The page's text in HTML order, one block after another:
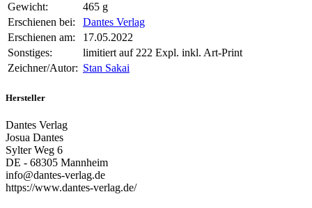
Gewicht:
465 g
Erschienen bei:
Dantes Verlag
Erschienen am:
17.05.2022
Sonstiges:
limitiert auf 222 Expl. inkl. Art-Print
Zeichner/Autor: Stan Sakai
Hersteller
Dantes Verlag
Josua Dantes
Sylter Weg 6
DE - 68305 Mannheim
info@dantes-verlag.de
https://www.dantes-verlag.de/